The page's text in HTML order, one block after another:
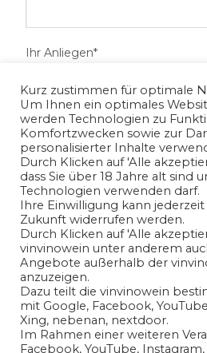
Ihr Anliegen*
Ich habe die
der Verarbeitung meiner
personenbezogenen Daten in
Bedingungen der
Ja
Kurz zustimmen für optimale
Um Ihnen ein optimales
werden Technologien zu
Komfortzwecken sowie zur
personalisierter Inhalte
Durch Klicken auf 'Alle
dass Sie über 18 Jahre alt sind
Technologien verwenden darf.
Ihre Einwilligung kann
Zukunft widerrufen werden.
Durch Klicken auf 'Alle
vinvinowein unter anderem
Angebote außerhalb der
anzuzeigen.
Dazu teilt die vinvinowein
mit Google, Facebook,
Xing, nebenan, nextdoor.
Im Rahmen einer weiteren
Facebook, YouTube,